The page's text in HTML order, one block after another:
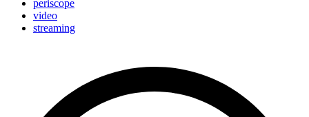
periscope
video
streaming